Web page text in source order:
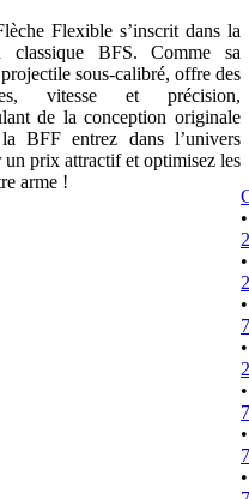
Flexible s’inscrit dans la
BFS. Comme sa
sous-calibré, offre des
vitesse et précision,
de la conception originale
BFF entrez dans l’univers
prix attractif et optimisez les
arme !
•
•
•
•
•
•
•